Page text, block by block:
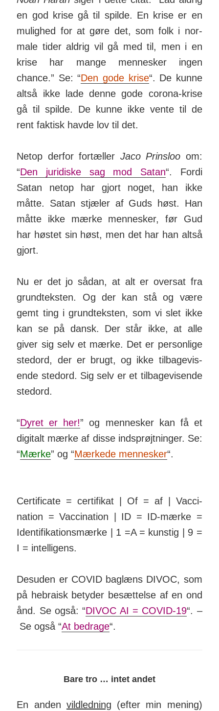
en god krise gå til spilde. En krise er en
mu­lighed for at gøre det, som folk i nor­
male tider aldrig vil gå med til, men i en
krise har mange men­nesker ingen
chance.” Se: “Den gode krise“. De kunne
altså ikke lade denne gode corona-krise
gå til spilde. De kunne ikke vente til de
rent faktisk havde lov til det.
Netop derfor for­tæller Jaco Prinsloo om:
“Den juridiske sag mod Satan“. Fordi
Satan netop har gjort noget, han ikke
måtte. Satan stjæler af Guds høst. Han
måtte ikke mærke men­nesker, før Gud
har høstet sin høst, men det har han altså
gjort.
Nu er det jo sådan, at alt er oversat fra
grund­­teksten. Og der kan stå og være
gemt ting i grund­­teksten, som vi slet ikke
kan se på dansk. Der står ikke, at alle
giver sig selv et mærke. Det er per­son­lige
stedord, der er brugt, og ikke til­bage­vis­
ende stedord. Sig selv er et til­bage­vis­ende
stedord.
“Dyret er her!” og men­­nesker kan få et
digitalt mærke af disse ind­­sprøjt­­ninger. Se:
“Mærke” og “Mær­kede men­nesker“.
Certificate = certifikat | Of = af | Vac­ci­
nation = Vac­ci­nation | ID = ID-mærke =
Iden­ti­fi­ka­tions­mærke | 1 =A = kunstig | 9 =
I = intel­ligens.
Desuden er COVID bag­læns DIVOC, som
på he­braisk betyder be­sæt­telse af en ond
ånd. Se også: “DIVOC AI = COVID-19“. –
Se også “At bedrage“.
Bare tro … intet andet
En anden vildledning (efter min mening)